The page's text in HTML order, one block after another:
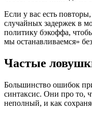
Если у вас есть
случайных задержек в
политику бэкоффа,
мы останавливаемся»
Частые
Большинство ошибок
синтаксис. Они про то,
неполный, и как